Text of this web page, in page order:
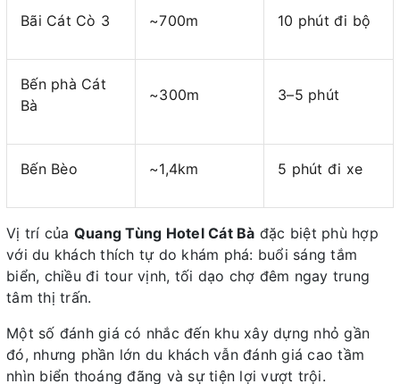
Bãi Cát Cò 3 ~700m 10 phút đi bộ
Bến phà Cát
Bà
~300m 3–5 phút
Bến Bèo ~1,4km 5 phút đi xe
Vị trí của Quang Tùng Hotel Cát Bà đặc biệt phù hợp
với du khách thích tự do khám phá: buổi sáng tắm
biển, chiều đi tour vịnh, tối dạo chợ đêm ngay trung
tâm thị trấn.
Một số đánh giá có nhắc đến khu xây dựng nhỏ gần
đó, nhưng phần lớn du khách vẫn đánh giá cao tầm
nhìn biển thoáng đãng và sự tiện lợi vượt trội.